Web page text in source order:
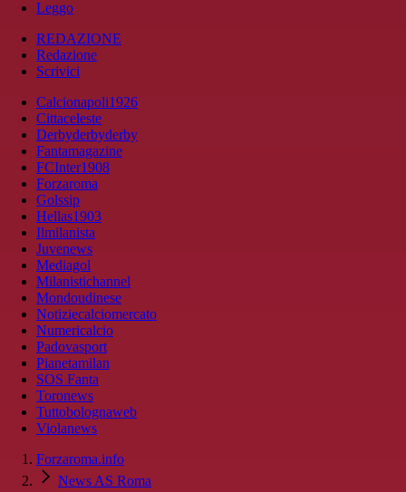
Leggo
REDAZIONE
Redazione
Scrivici
Calcionapoli1926
Cittaceleste
Derbyderbyderby
Fantamagazine
FCInter1908
Forzaroma
Golssip
Hellas1903
Ilmilanista
Juvenews
Mediagol
Milanistichannel
Mondoudinese
Notiziecalciomercato
Numericalcio
Padovasport
Pianetamilan
SOS Fanta
Toronews
Tuttobolognaweb
Violanews
Forzaroma.info
News AS Roma